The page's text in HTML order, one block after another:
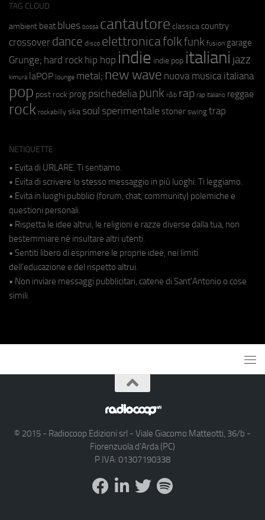
TAG CLOUD
ambient beat blues bossa cantautore classica country
crossover dance disco elettronicafolkfunk fusion garage
Grunge; hard rock hip hop indie indie pop italiani jazz
kimura laPOP lounge metal; new wave nuova musica italiana
pop post rock prog psichedeliapunk r&b rap rap italiano reggae
rock rockabilly ska soul sperimentale stoner swing trap
NETIQUETTE
• Evita di URLARE. Ti sentiamo.
• Evita di scrivere lo stesso messaggio in più luoghi. Ti leggiamo.
• Evita in luoghi pubblici (forum, chat, community) polemiche e
questioni personali.
• Rispetta le idee altrui, le religioni e razze diverse dalla tua, non
bestemmiare né insultare altri utenti.
• Sentiti libero di esprimere le proprie idee, nei limiti
dell'educazione e del rispetto altrui.
• Non inviare messaggi pubblicitari, catene di Sant'Antonio o cose
simili.
© 2015 - Radiocoop Edizioni srl - Viale Giacomo Matteotti, 36/b -
Fiorenzuola d'Arda (PC)
P.IVA: 01307190338